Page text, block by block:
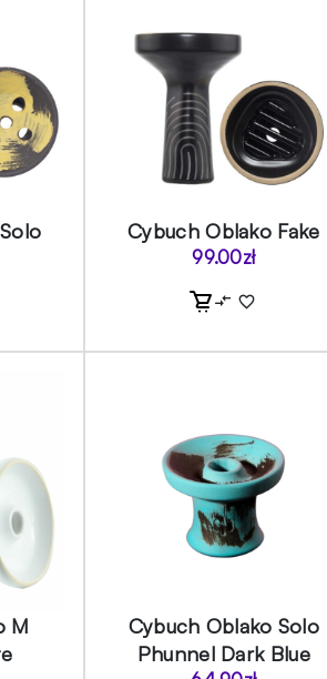
Cybuch Oblako Fake
99.00zł
M
Cybuch Oblako Solo
Phunnel Dark Blue